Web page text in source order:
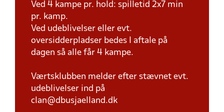
Ved 4 kampe pr. hold: spilletid 2x7 min
pr. kamp.
Ved udeblivelser eller evt.
oversidderpladser bedes I aftale på
dagen så alle får 4 kampe.
Værtsklubben melder efter stævnet evt.
udeblivelser ind på
clan@dbusjaelland.dk